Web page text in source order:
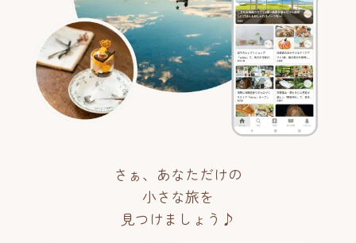
さぁ、あなただけの
小さな旅を
見つけましょう♪